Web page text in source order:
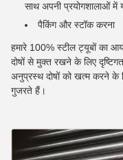
साथ अपनी प्रयोगशालाओं में
पैकिंग और स्टॉक करना
हमारे 100% स्टील ट्यूबों का
दोषों से मुक्त रखने के लिए
अनुप्रस्थ दोषों को खत्म करने के
गुजरते हैं।